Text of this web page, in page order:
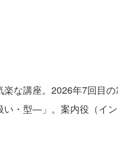
な講座。2026年7回目
・型―」。案内役（イ